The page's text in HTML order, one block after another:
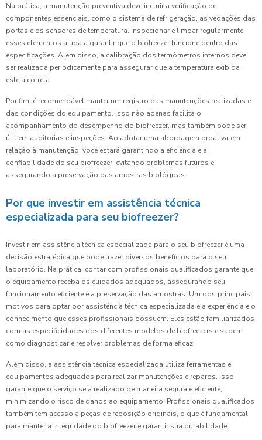
Na prática, a manutenção preventiva deve incluir a verificação de
componentes essenciais, como o sistema de refrigeração, as vedações das
portas e os sensores de temperatura. Inspecionar e limpar regularmente
esses elementos ajuda a garantir que o biofreezer funcione dentro das
especificações. Além disso, a calibração dos termômetros internos deve
ser realizada periodicamente para assegurar que a temperatura exibida
esteja correta.
Por fim, é recomendável manter um registro das manutenções realizadas e
das condições do equipamento. Isso não apenas facilita o
acompanhamento do desempenho do biofreezer, mas também pode ser
útil em auditorias e inspeções. Ao adotar uma abordagem proativa em
relação à manutenção, você estará garantindo a eficiência e a
confiabilidade do seu biofreezer, evitando problemas futuros e
assegurando a preservação das amostras biológicas.
Por que investir em assistência técnica
especializada para seu biofreezer?
Investir em assistência técnica especializada para o seu biofreezer é uma
decisão estratégica que pode trazer diversos benefícios para o seu
laboratório. Na prática, contar com profissionais qualificados garante que
o equipamento receba os cuidados adequados, assegurando seu
funcionamento eficiente e a preservação das amostras. Um dos principais
motivos para optar por assistência técnica especializada é a experiência e o
conhecimento que esses profissionais possuem. Eles estão familiarizados
com as especificidades dos diferentes modelos de biofreezers e sabem
como diagnosticar e resolver problemas de forma eficaz.
Além disso, a assistência técnica especializada utiliza ferramentas e
equipamentos adequados para realizar manutenções e reparos. Isso
garante que o serviço seja realizado de maneira segura e eficiente,
minimizando o risco de danos ao equipamento. Profissionais qualificados
também têm acesso a peças de reposição originais, o que é fundamental
para manter a integridade do biofreezer e garantir sua durabilidade.